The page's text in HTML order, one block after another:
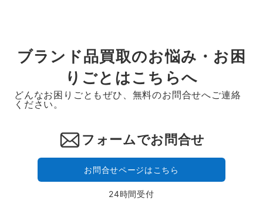
ブランド品買取のお悩み・お困
りごとはこちらへ
どんなお困りごともぜひ、無料のお問合せへご連絡
ください。
フォームでお問合せ
お問合せページはこちら
24時間受付